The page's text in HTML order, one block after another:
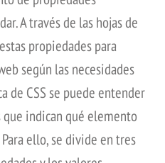
A través de las hojas de
propiedades para
según las necesidades
de CSS se puede entender
indican qué elemento
ello, se divide en tres